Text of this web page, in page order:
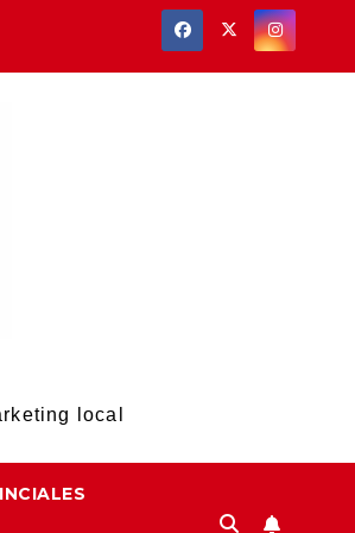
local